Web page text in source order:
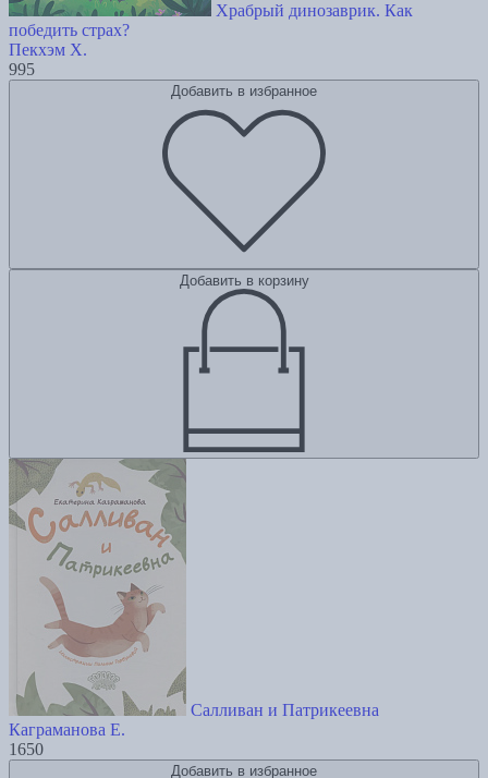
Храбрый динозаврик. Как
победить страх?
Пекхэм Х.
995
Добавить в избранное
Добавить в корзину
Салливан и Патрикеевна
Каграманова Е.
1650
Добавить в избранное